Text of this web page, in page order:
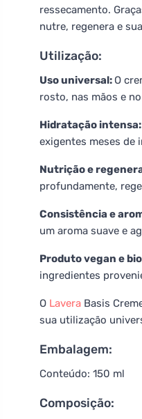
ressecamento.
nutre, regenera e
Utilização:
Uso universal: O
rosto, nas mãos e
Hidratação intensa:
exigentes meses de
Nutrição e
profundamente,
Consistência e
um aroma suave e
Produto vegan e
ingredientes
O Lavera Basis
sua utilização
Embalagem:
Conteúdo: 150 ml
Composição: